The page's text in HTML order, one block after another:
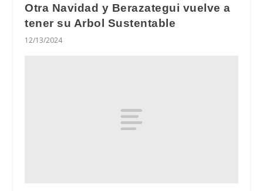
Otra Navidad y Berazategui vuelve a
tener su Arbol Sustentable
12/13/2024